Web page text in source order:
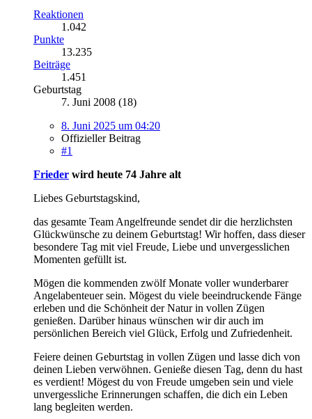
Reaktionen
1.042
Punkte
13.235
Beiträge
1.451
Geburtstag
7. Juni 2008 (18)
8. Juni 2025 um 04:20
Offizieller Beitrag
#1
Frieder wird heute 74 Jahre alt
Liebes Geburtstagskind,
das gesamte Team Angelfreunde sendet dir die herzlichsten
Glückwünsche zu deinem Geburtstag! Wir hoffen, dass dieser
besondere Tag mit viel Freude, Liebe und unvergesslichen
Momenten gefüllt ist.
Mögen die kommenden zwölf Monate voller wunderbarer
Angelabenteuer sein. Mögest du viele beeindruckende Fänge
erleben und die Schönheit der Natur in vollen Zügen
genießen. Darüber hinaus wünschen wir dir auch im
persönlichen Bereich viel Glück, Erfolg und Zufriedenheit.
Feiere deinen Geburtstag in vollen Zügen und lasse dich von
deinen Lieben verwöhnen. Genieße diesen Tag, denn du hast
es verdient! Mögest du von Freude umgeben sein und viele
unvergessliche Erinnerungen schaffen, die dich ein Leben
lang begleiten werden.